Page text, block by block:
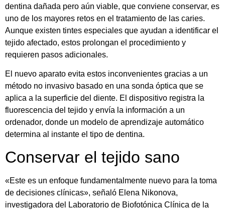
dentina dañada pero aún viable, que conviene conservar, es
uno de los mayores retos en el tratamiento de las caries.
Aunque existen tintes especiales que ayudan a identificar el
tejido afectado, estos prolongan el procedimiento y
requieren pasos adicionales.
El nuevo aparato evita estos inconvenientes gracias a un
método no invasivo basado en una sonda óptica que se
aplica a la superficie del diente. El dispositivo registra la
fluorescencia del tejido y envía la información a un
ordenador, donde un modelo de aprendizaje automático
determina al instante el tipo de dentina.
Conservar el tejido sano
«Este es un enfoque fundamentalmente nuevo para la toma
de decisiones clínicas», señaló Elena Nikonova,
investigadora del Laboratorio de Biofotónica Clínica de la